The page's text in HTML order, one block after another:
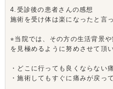
4.受診後の患者さんの感想
施術を受け体は楽になったと言
⭐︎当院では、その方の生活背景
を見極めるように努めさせて頂
・どこに行っても良くならない
・施術してもすぐに痛みが戻っ